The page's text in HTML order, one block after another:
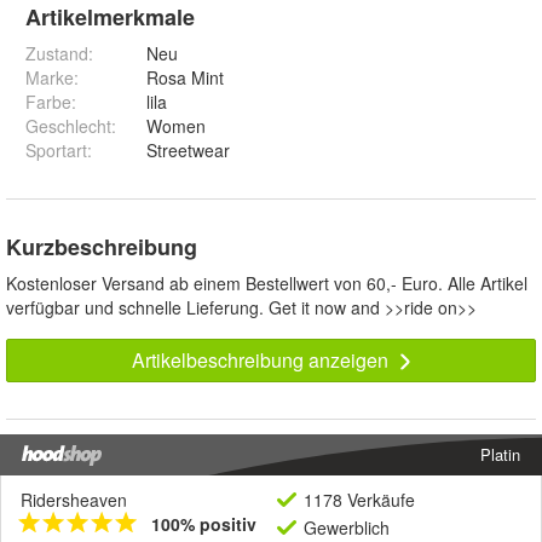
Artikelmerkmale
Zustand:
Neu
Marke:
Rosa Mint
Farbe:
lila
Geschlecht:
Women
Sportart: Streetwear
Kurzbeschreibung
Kostenloser Versand ab einem Bestellwert von 60,- Euro. Alle Artikel
verfügbar und schnelle Lieferung. Get it now and >>ride on>>
Artikelbeschreibung anzeigen
Platin
Ridersheaven
100% positiv
1178 Verkäufe
Gewerblich